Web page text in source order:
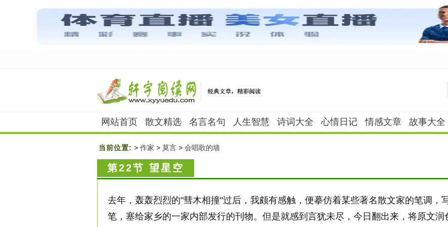
网站首页 散文精选 名言名句 人生智慧 诗词大全 心情日记 情感文章 故事大全
当前位置: > 作家 > 莫言> 会唱歌的墙
第22节 望星空
去年，轰轰烈烈的"彗木相撞"过后，我颇有感触，便摹仿着某些著名散文家的笔调，
笔，塞给家乡的一家内部发行的刊物。但是就感到言犹未尽，今日翻出来，将原文